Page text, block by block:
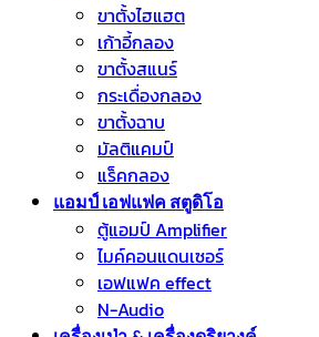
ขาตั้งไฮแฮต
เก้าอี้กลอง
ขาตั้งสแนร์
กระเดื่องกลอง
ขาตั้งฉาบ
มัลติแคมป์
แร็คกลอง
แอมป์ เอฟแฟค สตูดิโอ
ตู้แอมป์ Amplifier
ไมค์คอนแดนเซอร์
เอฟแฟค effect
N-Audio